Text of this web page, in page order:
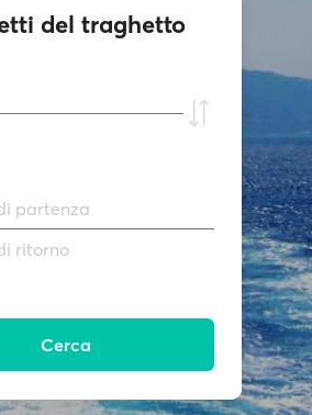
del traghetto
partenza
ritorno
Cerca